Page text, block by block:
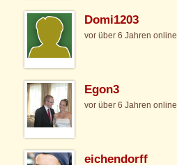
Domi1203
vor über 6 Jahren online
Egon3
vor über 6 Jahren online
eichendorff